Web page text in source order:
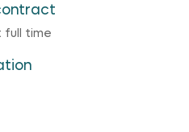
full time